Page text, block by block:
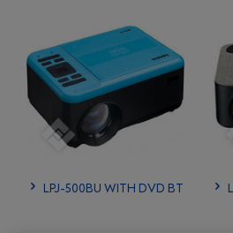
LPJ-500BU WITH DVD BT